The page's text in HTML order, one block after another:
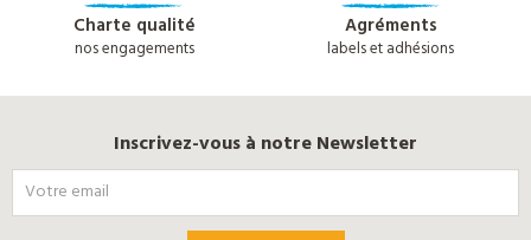
Charte qualité
nos engagements
Agréments
labels et adhésions
Inscrivez-vous à notre Newsletter